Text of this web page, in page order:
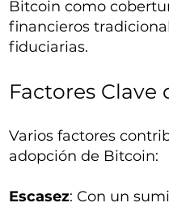
Bitcoin como
financieros
fiduciarias.
Factores
Varios factores
adopción de Bitcoin:
Escasez: Con un